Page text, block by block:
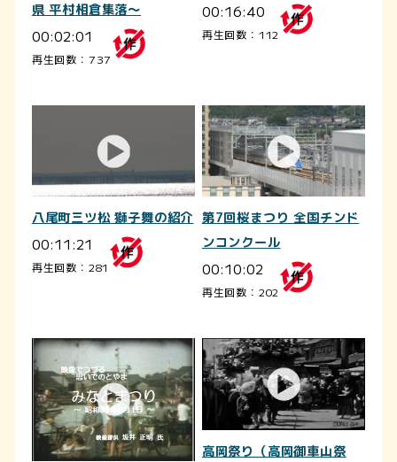
県 平村相倉集落～
00:02:01
再生回数：737
00:16:40
再生回数：112
八尾町三ツ松 獅子舞の紹介
00:11:21
再生回数：281
第7回桜まつり 全国チンド
ンコンクール
00:10:02
再生回数：202
高岡祭り（高岡御車山祭